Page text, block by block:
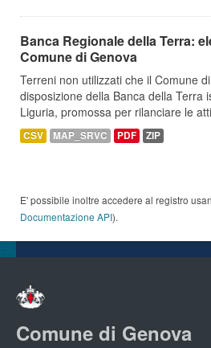
Banca Regionale della Terra:
Comune di Genova
Terreni non utilizzati che il Comune
disposizione della Banca della Terra
Liguria, promossa per rilanciare le
CSV MAP_SRVC PDF ZIP
E' possibile inoltre accedere al registro
Documentazione API).
Comune di Genova